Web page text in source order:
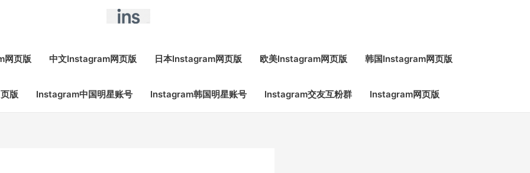
网页版 中文Instagram网页版 日本Instagram网页版 欧美Instagram网页版 韩国Instagram网页版
版 Instagram中国明星账号 Instagram韩国明星账号 Instagram交友互粉群 Instagram网页版